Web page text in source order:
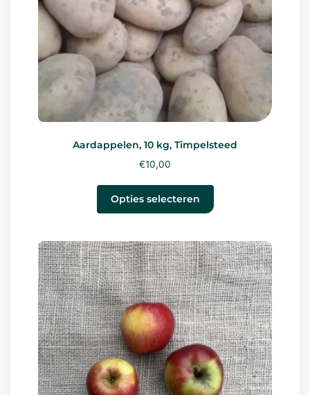
Aardappelen, 10 kg, Timpelsteed
€10,00
Opties selecteren